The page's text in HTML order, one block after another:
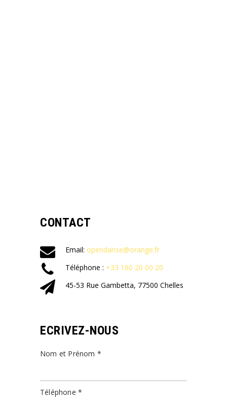
CONTACT
Email: opendanse@orange.fr
Téléphone : +33 160 20 00 20
45-53 Rue Gambetta, 77500 Chelles
ECRIVEZ-NOUS
Nom et Prénom *
Téléphone *